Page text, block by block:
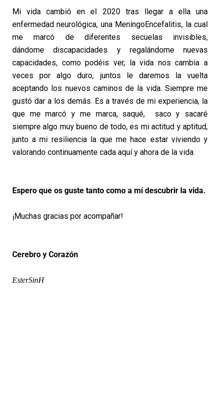
Mi vida cambió en el 2020 tras llegar a ella una
enfermedad neurológica, una MeningoEncefalitis, la cual
me marcó de diferentes secuelas invisibles,
dándome discapacidades y regalándome nuevas
capacidades, como podéis ver, lavida nos cambia a
veces por algo duro, juntos le daremos la vuelta
aceptando los nuevos caminos de la vida. Siempre me
gustó dar a los demás. Es a través de mi experiencia, la
que me marcó y me marca, saqué, saco y sacaré
siempre algo muy bueno de todo, es mi actitud y aptitud,
junto a mi resiliencia la que me hace estar viviendo y
valorando continuamente cada aquí y ahora de la vida.
Espero que os guste tanto como a mí descubrir la vida.
¡Muchas gracias por acompañar!
Cerebro y Corazón
EsterSinH